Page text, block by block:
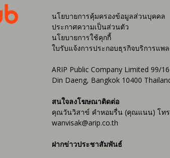
นโยบายการคุ้มครองข้อมูลส่วนบุคคล
ประกาศความเป็นส่วนตัว
นโยบายการใช้คุกกี้
ใบรับแจ้งการประกอบธุรกิจบริการแพ
ARIP Public Company Limited 99/
Din Daeng, Bangkok 10400
สนใจลงโฆษณาติดต่อ
คุณวันวิสาข์ คำหอมรื่น (คุณแนน) โทร.
wanvisak@arip.co.th
ฝากข่าวประชาสัมพันธ์